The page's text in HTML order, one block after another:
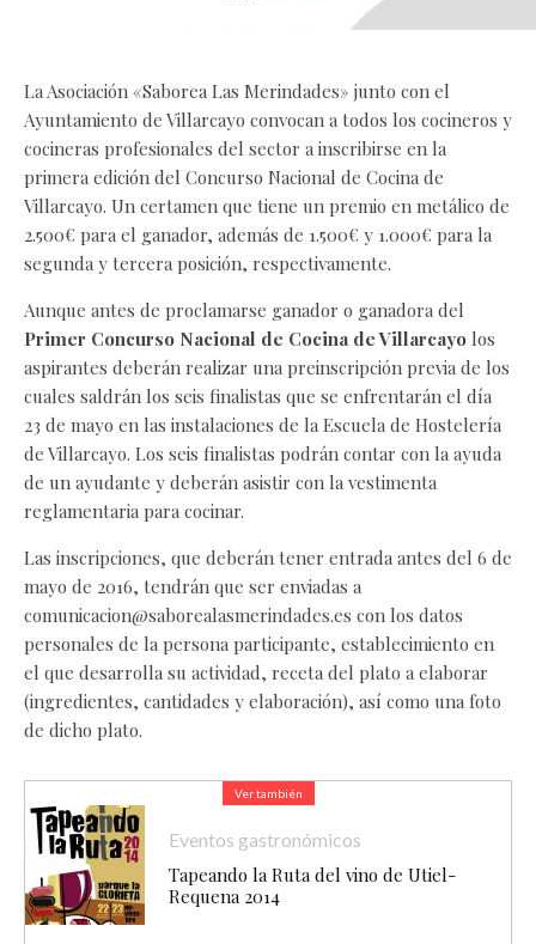
La Asociación «Saborea Las Merindades» junto con el
Ayuntamiento de Villarcayo convocan a todos los cocineros y
cocineras profesionales del sector a inscribirse en la
primera edición del Concurso Nacional de Cocina de
Villarcayo. Un certamen que tiene un premio en metálico de
2.500€ para el ganador, además de 1.500€ y 1.000€ para la
segunda y tercera posición, respectivamente.
Aunque antes de proclamarse ganador o ganadora del
Primer Concurso Nacional de Cocina de Villarcayo los
aspirantes deberán realizar una preinscripción previa de los
cuales saldrán los seis finalistas que se enfrentarán el día
23 de mayo en las instalaciones de la Escuela de Hostelería
de Villarcayo. Los seis finalistas podrán contar con la ayuda
de un ayudante y deberán asistir con la vestimenta
reglamentaria para cocinar.
Las inscripciones, que deberán tener entrada antes del 6 de
mayo de 2016, tendrán que ser enviadas a
comunicacion@saborealasmerindades.es con los datos
personales de la persona participante, establecimiento en
el que desarrolla su actividad, receta del plato a elaborar
(ingredientes, cantidades y elaboración), así como una foto
de dicho plato.
Ver también
Eventos gastronómicos
Tapeando la Ruta del vino de Utiel-
Requena 2014